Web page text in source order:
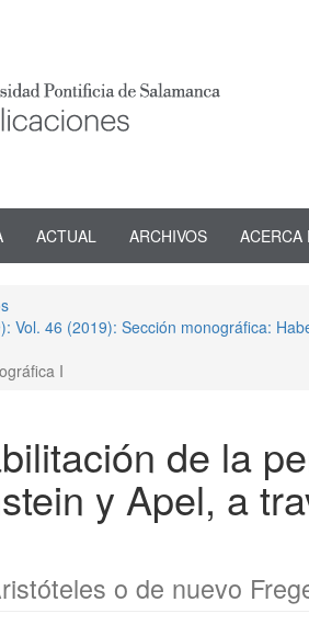
ACTUAL ARCHIVOS ACERCA
Vol. 46 (2019): Sección monográfica:
I
de la
y Apel, a
o de nuevo